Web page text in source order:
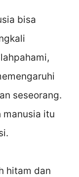
bisa
seseorang.
manusia itu
hitam dan